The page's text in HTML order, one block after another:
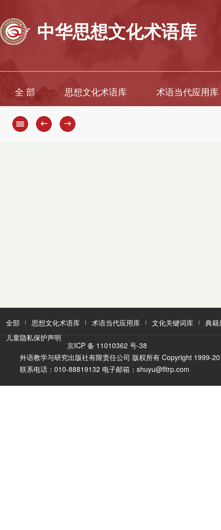
中华思想文化术语库
全 部 思想文化术语库 术语当代应用库
← →
全部 思想文化术语库 术语当代应用库 文化关键词库
典籍
儿童隐私保护声明
京ICP 备 11010362 号-38
外语教学与研究出版社有限责任公司 版权所有 Copyright 1999-
联系电话：010-88819132 电子邮箱：shuyu@fltrp.com